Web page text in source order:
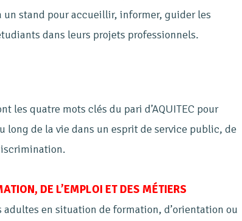
un stand pour accueillir, informer, guider les
dans leurs projets professionnels.
les quatre mots clés du pari d’AQUITEC pour
long de la vie dans un esprit de service public, de
DE L’EMPLOI ET DES MÉTIERS
adultes en situation de formation, d’orientation ou